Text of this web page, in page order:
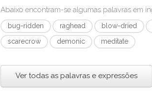
Abaixo encontram-se algumas palavras em
bug-ridden raghead blow-dried
scarecrow
demonic meditate
Ver todas as palavras e expressões